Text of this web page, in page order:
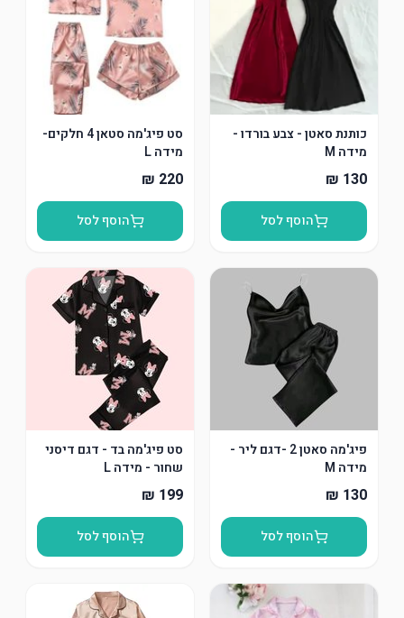
כותנת סאטן - צבע בורדו -
מידה M
הוסף לסל
סט פיג'מה סטאן 4 חלקים-
מידה L
הוסף לסל
פיג'מה סאטן 2 -דגם ליר -
מידה M
הוסף לסל
סט פיג'מה בד - דגם דיסני
שחור - מידה L
הוסף לסל